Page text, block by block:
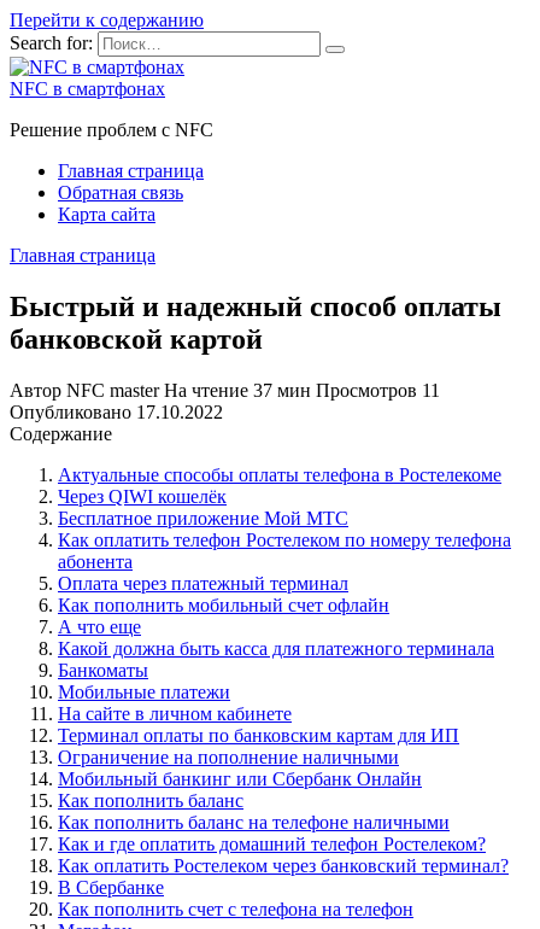
Перейти к содержанию
Search for:
NFC в смартфонах
Решение проблем с NFC
Главная страница
Обратная связь
Карта сайта
Главная страница
Быстрый и надежный способ оплаты
банковской картой
Автор NFC master На чтение 37 мин Просмотров 11
Опубликовано 17.10.2022
Содержание
Актуальные способы оплаты телефона в Ростелекоме
Через QIWI кошелёк
Бесплатное приложение Мой МТС
Как оплатить телефон Ростелеком по номеру телефона
абонента
Оплата через платежный терминал
Как пополнить мобильный счет офлайн
А что еще
Какой должна быть касса для платежного терминала
Банкоматы
Мобильные платежи
На сайте в личном кабинете
Терминал оплаты по банковским картам для ИП
Ограничение на пополнение наличными
Мобильный банкинг или Сбербанк Онлайн
Как пополнить баланс
Как пополнить баланс на телефоне наличными
Как и где оплатить домашний телефон Ростелеком?
Как оплатить Ростелеком через банковский терминал?
В Сбербанке
Как пополнить счет с телефона на телефон